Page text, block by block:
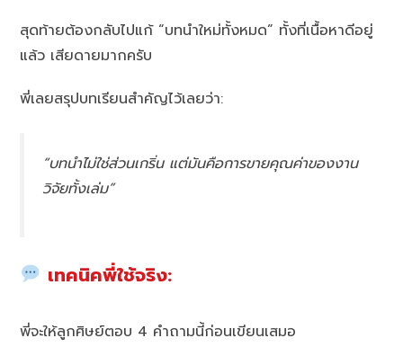
สุดท้ายต้องกลับไปแก้ “บทนำใหม่ทั้งหมด” ทั้งที่เนื้อหาดีอยู่
แล้ว เสียดายมากครับ
พี่เลยสรุปบทเรียนสำคัญไว้เลยว่า:
“บทนำไม่ใช่ส่วนเกริ่น แต่มันคือการขายคุณค่าของงาน
วิจัยทั้งเล่ม”
เทคนิคพี่ใช้จริง:
พี่จะให้ลูกศิษย์ตอบ 4 คำถามนี้ก่อนเขียนเสมอ